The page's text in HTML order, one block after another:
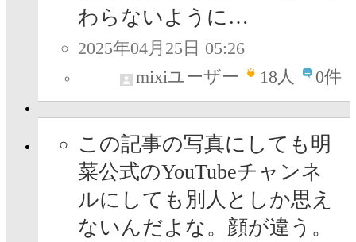
わらないように…
2025年04月25日 05:26
mixiユーザー
18人 0件
この記事の写真にしても明
菜公式のYouTubeチャンネ
ルにしても別人としか思え
ないんだよな。顔が違う。